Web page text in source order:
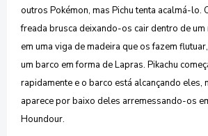
outros Pokémon, mas Pichu tenta acalmá-lo.
freada brusca deixando-os cair dentro de um
em uma viga de madeira que os fazem
um barco em forma de Lapras. Pikachu
rapidamente e o barco está alcançando eles,
aparece por baixo deles arremessando-os
Houndour.